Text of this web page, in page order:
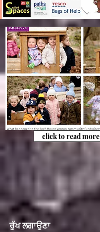
click to read more
ਰੁੱਖ ਲਗਾਉਣਾ